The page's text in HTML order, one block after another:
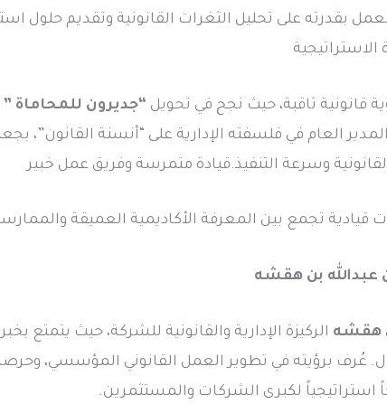
بقدرته على تحليل الثغرات القانونية وتقديم حلول
الاستراتيجية
قانونية ثاقبة، حيث نجح في تحويل “جديرون للمحاماة ”
المملكة 2030. يركز المدير العام في فلسفته الإدارية على
وسرعة التنفيذ.قيادة متمرسة وفريق عمل خبير
تجمع بين المعرفة الأكاديمية العميقة
هقشه الركيزة الإدارية والقانونية للشركة، حيث يتمتع
عُرف برؤيته في تطوير العمل القانوني المؤسسي،
استراتيجياً لكبرى الشركات والمستثمرين.